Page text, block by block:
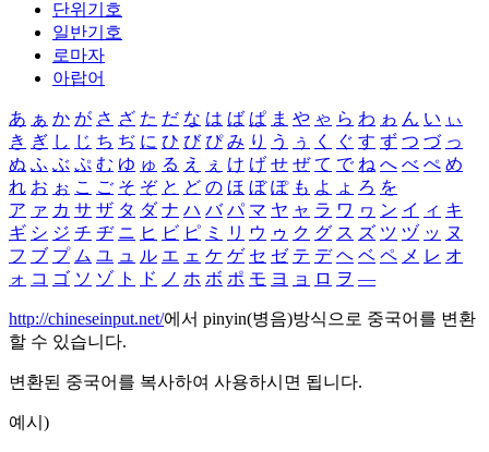
단위기호
일반기호
로마자
아랍어
あ ぁ か が さ ざ た だ な は ば ぱ ま や ゃ ら わ ゎ ん い ぃ
き ぎ し じ ち ぢ に ひ び ぴ み り う ぅ く ぐ す ず つ づ っ
ぬ ふ ぶ ぷ む ゆ ゅ る え ぇ け げ せ ぜ て で ね へ べ ぺ め
れ お ぉ こ ご そ ぞ と ど の ほ ぼ ぽ も よ ょ ろ を
ア ァ カ サ ザ タ ダ ナ ハ バ パ マ ヤ ャ ラ ワ ヮ ン イ ィ キ
ギ シ ジ チ ヂ ニ ヒ ビ ピ ミ リ ウ ゥ ク グ ス ズ ツ ヅ ッ ヌ
フ ブ プ ム ユ ュ ル エ ェ ケ ゲ セ ゼ テ デ ヘ ベ ペ メ レ オ
ォ コ ゴ ソ ゾ ト ド ノ ホ ボ ポ モ ヨ ョ ロ ヲ ―
http://chineseinput.net/에서 pinyin(병음)방식으로 중국어를 변환
할 수 있습니다.
변환된 중국어를 복사하여 사용하시면 됩니다.
예시)